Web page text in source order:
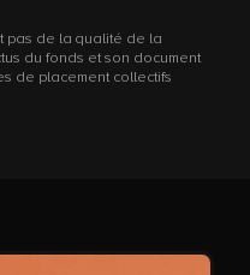
pas de la qualité de la
du fonds et son document
de placement collectifs